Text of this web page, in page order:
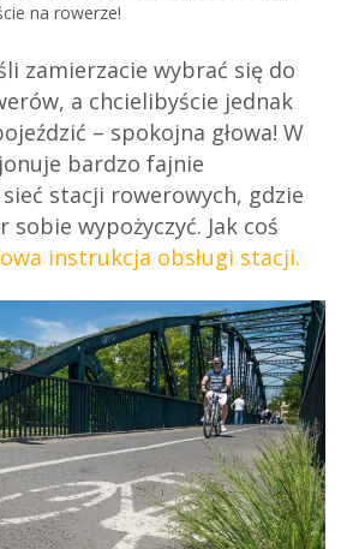
na rowerze!
zamierzacie wybrać się do
a chcielibyście jednak
– spokojna głowa! W
bardzo fajnie
stacji rowerowych, gdzie
sobie wypożyczyć. Jak coś
instrukcja obsługi stacji.